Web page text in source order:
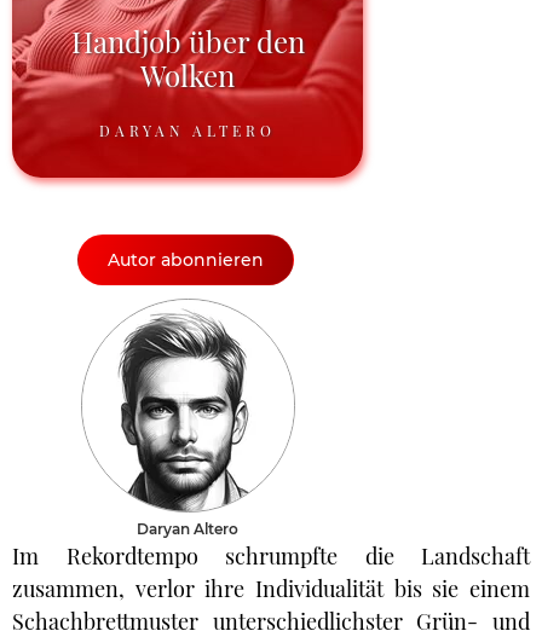
Handjob über den
Wolken
DARYAN ALTERO
Autor abonnieren
Daryan Altero
Im Rekordtempo schrumpfte die Landschaft
zusammen, verlor ihre Individualität bis sie einem
Schachbrettmuster unterschiedlichster Grün- und